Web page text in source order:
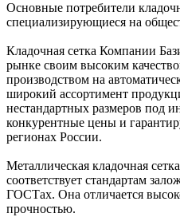
Основные потребители
специализирующиеся на
Кладочная сетка Компании
рынке своим высоким
производством на
широкий ассортимент
нестандартных размеров под
конкурентные цены и
регионах России.
Металлическая кладочная
соответствует стандартам
ГОСТах. Она отличается
прочностью.